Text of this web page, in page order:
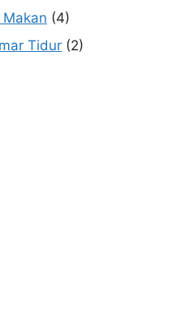
(4)
Tidur (2)